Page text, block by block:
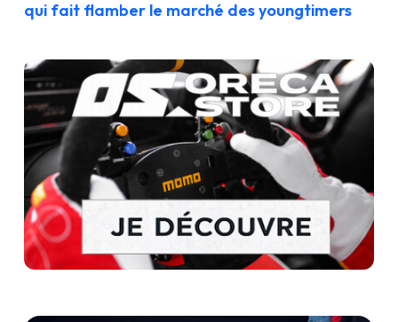
qui fait flamber le marché des youngtimers